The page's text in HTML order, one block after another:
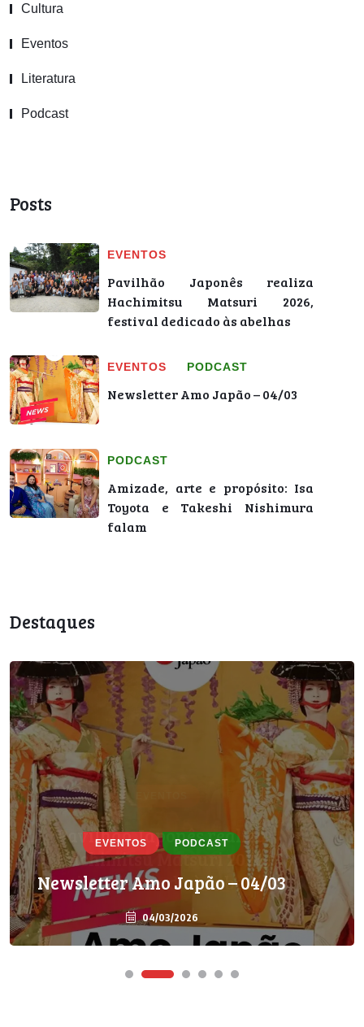
Cultura
Eventos
Literatura
Podcast
Posts
EVENTOS
Pavilhão Japonês realiza
Hachimitsu Matsuri 2026,
festival dedicado às abelhas
EVENTOS PODCAST
Newsletter Amo Japão – 04/03
PODCAST
Amizade, arte e propósito: Isa
Toyota e Takeshi Nishimura
falam
Destaques
EVENTOS PODCAST
Newsletter Amo Japão – 04/03
04/03/2026